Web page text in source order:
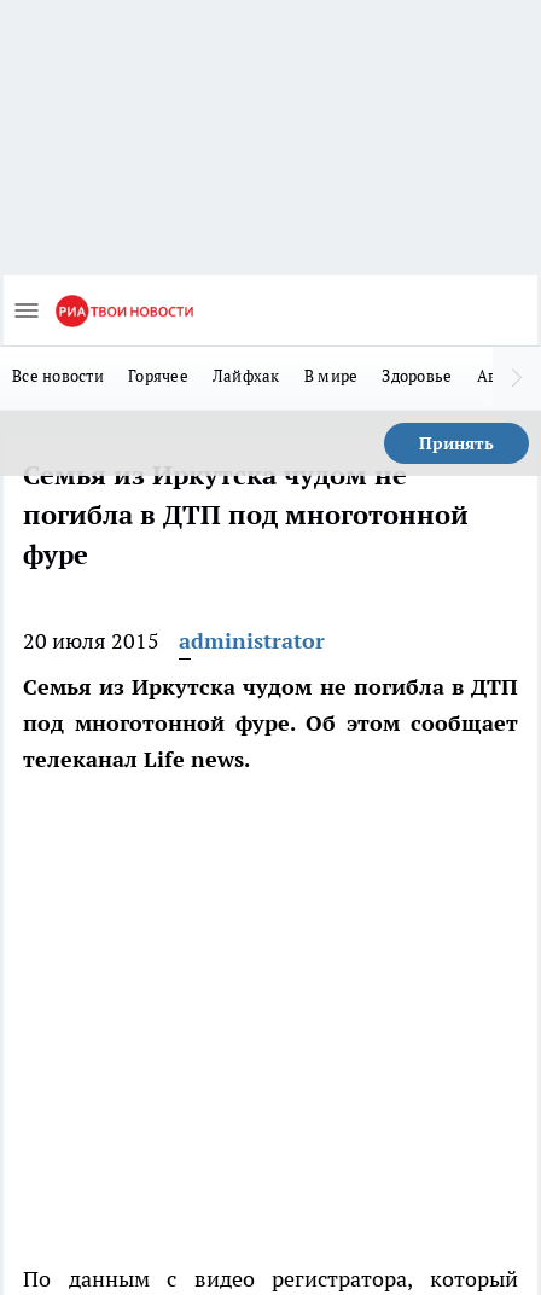
Все новости Горячее Лайфхак В мире Здоровье Авто
Принять
Семья из Иркутска чудом не
погибла в ДТП под многотонной
фуре
20 июля 2015
administrator
Семья из Иркутска чудом не погибла в ДТП
под многотонной фуре. Об этом сообщает
телеканал Life news.
По данным с видео регистратора, который